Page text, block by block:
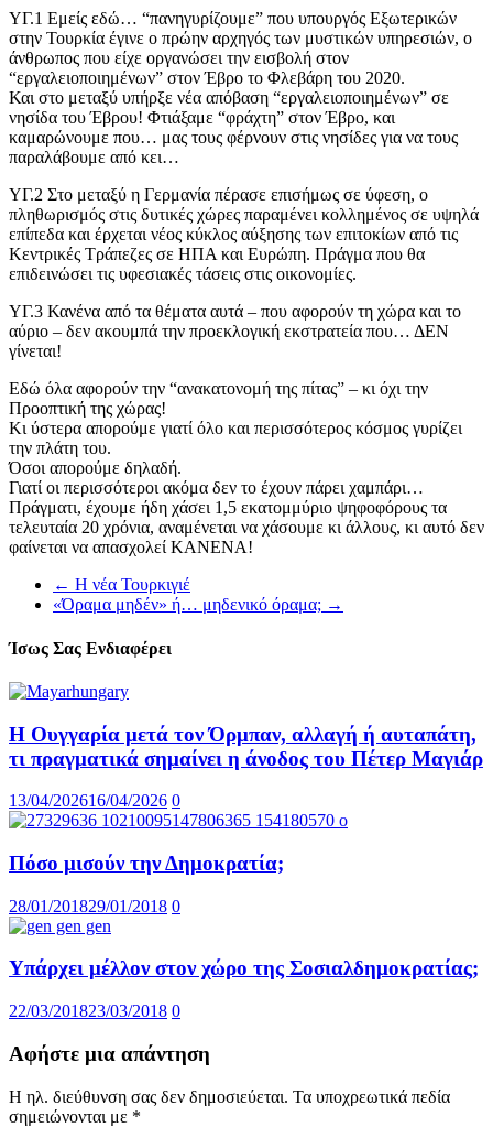
ΥΓ.1 Εμείς εδώ… “πανηγυρίζουμε” που υπουργός Εξωτερικών
στην Τουρκία έγινε ο πρώην αρχηγός των μυστικών υπηρεσιών, ο
άνθρωπος που είχε οργανώσει την εισβολή στον
“εργαλειοποιημένων” στον Έβρο το Φλεβάρη του 2020.
Και στο μεταξύ υπήρξε νέα απόβαση “εργαλειοποιημένων” σε
νησίδα του Έβρου! Φτιάξαμε “φράχτη” στον Έβρο, και
καμαρώνουμε που… μας τους φέρνουν στις νησίδες για να τους
παραλάβουμε από κει…
ΥΓ.2 Στο μεταξύ η Γερμανία πέρασε επισήμως σε ύφεση, ο
πληθωρισμός στις δυτικές χώρες παραμένει κολλημένος σε υψηλά
επίπεδα και έρχεται νέος κύκλος αύξησης των επιτοκίων από τις
Κεντρικές Τράπεζες σε ΗΠΑ και Ευρώπη. Πράγμα που θα
επιδεινώσει τις υφεσιακές τάσεις στις οικονομίες.
ΥΓ.3 Κανένα από τα θέματα αυτά – που αφορούν τη χώρα και το
αύριο – δεν ακουμπά την προεκλογική εκστρατεία που… ΔΕΝ
γίνεται!
Εδώ όλα αφορούν την “ανακατονομή της πίτας” – κι όχι την
Προοπτική της χώρας!
Κι ύστερα απορούμε γιατί όλο και περισσότερος κόσμος γυρίζει
την πλάτη του.
Όσοι απορούμε δηλαδή.
Γιατί οι περισσότεροι ακόμα δεν το έχουν πάρει χαμπάρι…
Πράγματι, έχουμε ήδη χάσει 1,5 εκατομμύριο ψηφοφόρους τα
τελευταία 20 χρόνια, αναμένεται να χάσουμε κι άλλους, κι αυτό δεν
φαίνεται να απασχολεί ΚΑΝΕΝΑ!
← Η νέα Τουρκιγιέ
«Όραμα μηδέν» ή… μηδενικό όραμα; →
Ίσως Σας Ενδιαφέρει
Η Ουγγαρία μετά τον Όρμπαν, αλλαγή ή αυταπάτη,
τι πραγματικά σημαίνει η άνοδος του Πέτερ Μαγιάρ
13/04/202616/04/2026 0
Πόσο μισούν την Δημοκρατία;
28/01/201829/01/2018 0
Υπάρχει μέλλον στον χώρο της Σοσιαλδημοκρατίας;
22/03/201823/03/2018 0
Αφήστε μια απάντηση
Η ηλ. διεύθυνση σας δεν δημοσιεύεται. Τα υποχρεωτικά πεδία
σημειώνονται με *